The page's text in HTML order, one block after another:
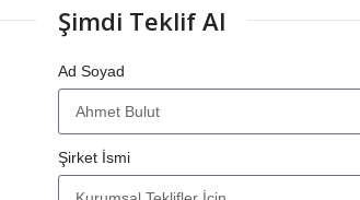
Şimdi Teklif Al
Ad Soyad
Şirket İsmi